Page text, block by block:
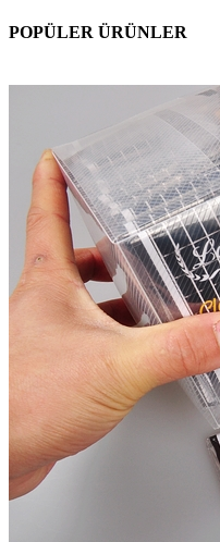
POPÜLER ÜRÜNLER